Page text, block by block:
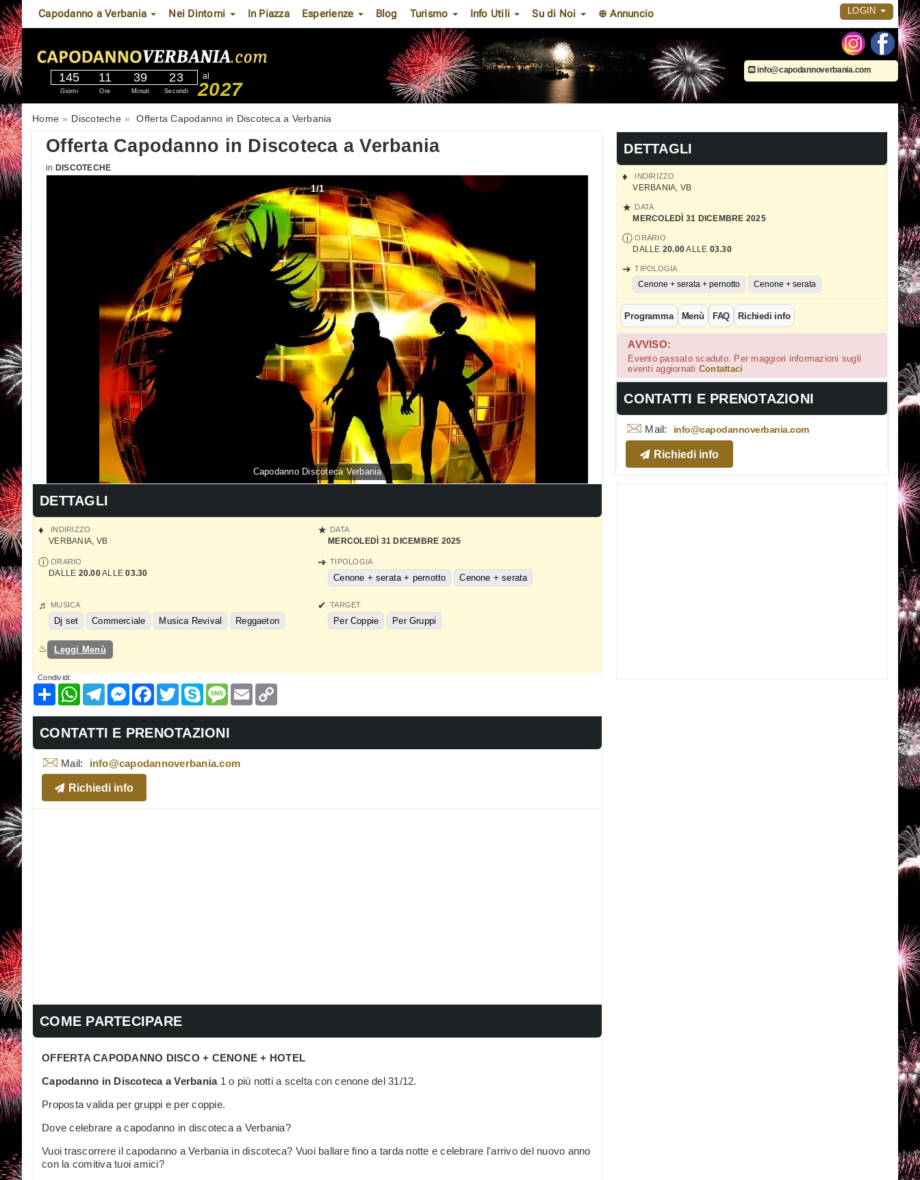
Capodanno a Verbania Nei Dintorni In Piazza Esperienze Blog Turismo Info Utili Su di Noi ⊕ Annuncio LOGIN
145
Giorni
11
Ore
39
Minuti
22
Secondi
al
2027
info@capodannoverbania.com
Home Discoteche Offerta Capodanno in Discoteca a Verbania
Offerta Capodanno in Discoteca a Verbania
in DISCOTECHE
1/1
Capodanno Discoteca Verbania
DETTAGLI
INDIRIZZO
VERBANIA, VB
DATA
MERCOLEDÌ 31 DICEMBRE 2025
ORARIO
DALLE 20.00ALLE 03.30
TIPOLOGIA
Cenone + serata + pernotto Cenone + serata
Programma Menù FAQ Richiedi info
AVVISO:
Evento passato scaduto. Per maggiori informazioni sugli
eventi aggiornati Contattaci
CONTATTI E PRENOTAZIONI
Mail: info@capodannoverbania.com
Richiedi info
DETTAGLI
INDIRIZZO
VERBANIA VB
DATA
MERCOLEDÌ 31 DICEMBRE 2025
ORARIO
DALLE 20.00ALLE03.30
TIPOLOGIA
Cenone + serata + pernotto Cenone + serata
MUSICA
Dj set Commerciale Musica Revival Reggaeton
TARGET
Per Coppie Per Gruppi
Leggi Menù
Condividi:
CondividiWhatsAppTelegramMessenger
Facebook
TwitterSkypeMessage
Email
CONTATTI E PRENOTAZIONI
Mail: info@capodannoverbania.com
Richiedi info
COME PARTECIPARE
OFFERTA CAPODANNO DISCO + CENONE + HOTEL
Capodanno in Discoteca a Verbania1 o più notti a scelta con cenone del 31/12.
Proposta valida per gruppi e per coppie.
Dove celebrare a capodanno in discoteca a Verbania?
Vuoi trascorrere il capodanno a Verbania in discoteca? Vuoi ballare fino a tarda notte e celebrare l'arrivo del nuovo anno
con la comitiva tuoi amici?